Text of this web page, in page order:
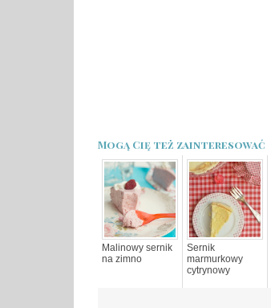
Mogą Cię też zainteresować
Malinowy sernik
na zimno
Sernik
marmurkowy
cytrynowy